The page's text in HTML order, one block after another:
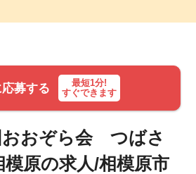
ムとは
募する
最短1分!
すぐできます
おおぞら会 つばさ
原の求人/相模原市